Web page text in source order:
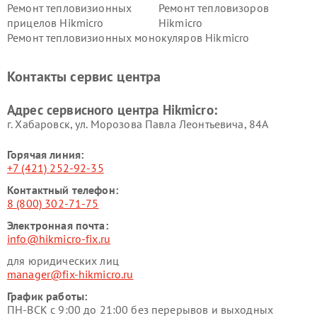
Ремонт тепловизионных
прицелов Hikmicro
Ремонт тепловизоров
Hikmicro
Ремонт тепловизионных монокуляров Hikmicro
Контакты сервис центра
Адрес сервисного центра Hikmicro:
г. Хабаровск, ул. Морозова Павла Леонтьевича, 84А
Горячая линия:
+7 (421) 252-92-35
Контактный телефон:
8 (800) 302-71-75
Электронная почта:
info@hikmicro-fix.ru
для юридических лиц
manager@fix-hikmicro.ru
График работы:
ПН-ВСК с 9:00 до 21:00 без перерывов и выходных